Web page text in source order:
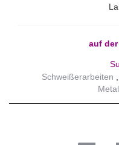
auf
Schweißerarbeiten